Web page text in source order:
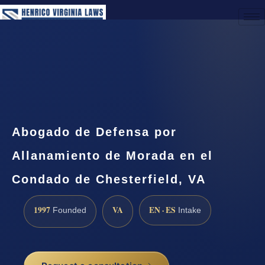
Abogado de Defensa por
Allanamiento de Morada en el
Condado de Chesterfield, VA
1997 Founded VA EN · ES Intake